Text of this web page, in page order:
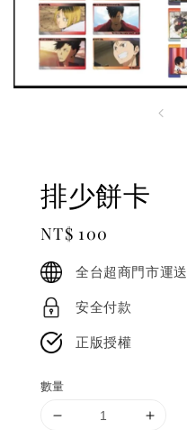
排少餅卡
Regular
price
NT$ 100
全台超商門市運送
安全付款
正版授權
數量